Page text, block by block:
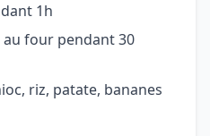
1h
four pendant 30
riz, patate, bananes